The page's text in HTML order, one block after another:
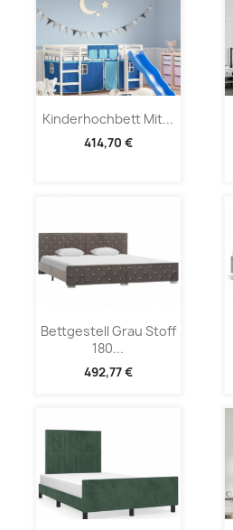
Kinderhochbett Mit...
414,70 €
Bettgestell Grau Stoff
180...
492,77 €